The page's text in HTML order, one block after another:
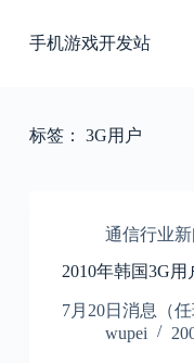
过
手机游戏开发站
标签： 3G用户
通信行业新
2010年韩国3G用
7月20日消息（
wupei